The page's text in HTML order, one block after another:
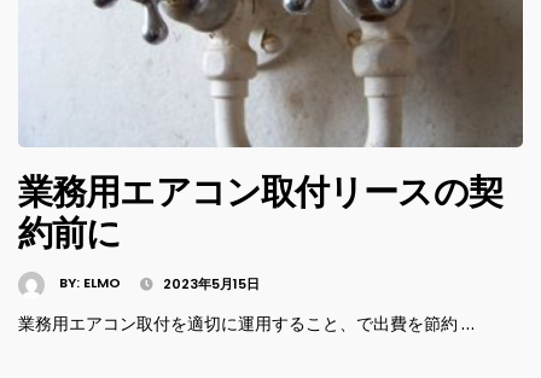
業務用エアコン取付リースの契
約前に
BY: ELMO 2023年5月15日
業務用エアコン取付を適切に運用すること、で出費を節約 …